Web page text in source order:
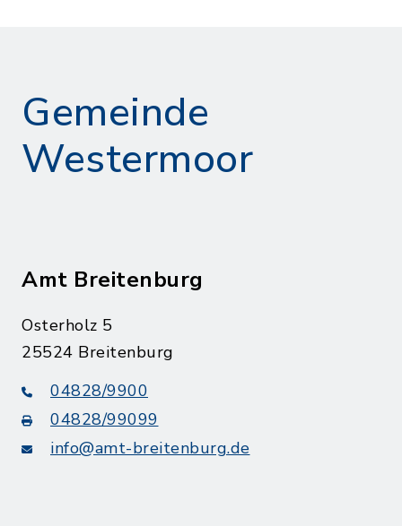
Gemeinde
Westermoor
Amt Breitenburg
Osterholz 5
25524 Breitenburg
04828/9900
04828/99099
info@amt-breitenburg.de